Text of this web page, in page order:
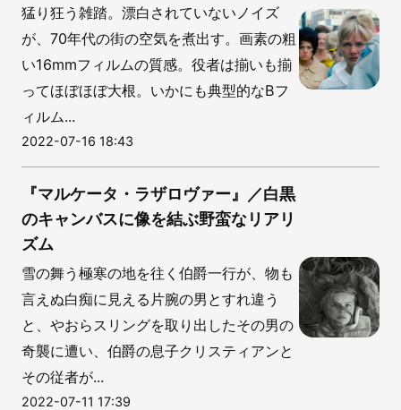
猛り狂う雑踏。漂白されていないノイズ
が、70年代の街の空気を煮出す。画素の粗
い16mmフィルムの質感。役者は揃いも揃
ってほぼほぼ大根。いかにも典型的なBフ
ィルム...
2022-07-16 18:43
『マルケータ・ラザロヴァー』／白黒
のキャンバスに像を結ぶ野蛮なリアリ
ズム
雪の舞う極寒の地を往く伯爵一行が、物も
言えぬ白痴に見える片腕の男とすれ違う
と、やおらスリングを取り出したその男の
奇襲に遭い、伯爵の息子クリスティアンと
その従者が...
2022-07-11 17:39